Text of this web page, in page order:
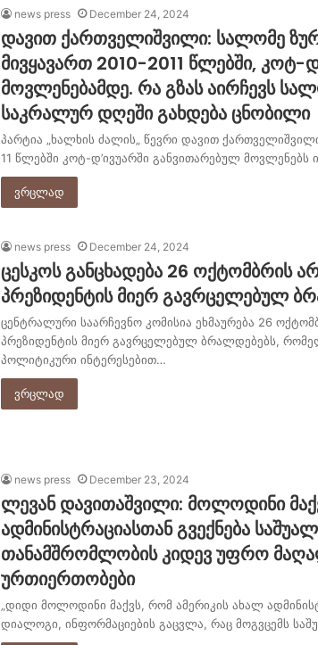
news press December 24, 2024
დავით ქართველიშვილი: სალომე
მივყავართ 2010-2011 წლებში, კოტ-
მოვლენებამდე. რა გზას აირჩევს
საკრალურ დღეში გახდება ცნობილი
პარტია „ხალხის ძალის„ წევრი დავით
11 წლებში კოტ-დ’ივუარში განვითარებულ მოვლენებს
ვრცლად
news press December 24, 2024
ცესკოს განცხადება 26 ოქტომბრის
პრეზიდენტის მიერ გავრცელებულ
ცენტრალური საარჩევნო კომისია ეხმაურება 26
პრეზიდენტის მიერ გავრცელებულ ბრალდებებს,
პოლიტიკური ინტერესებით…
ვრცლად
news press December 23, 2024
ლევან დავითაშვილი: მოლოდინი
ადმინისტრაციასთან გვექნება
თანამშრომლობის კიდევ უფრო
ურთიერთობები
„დიდი მოლოდინი მაქვს, რომ ამერიკის ახალ
დიალოგი, ინფორმაციების გაცვლა, რაც მოგვცემს